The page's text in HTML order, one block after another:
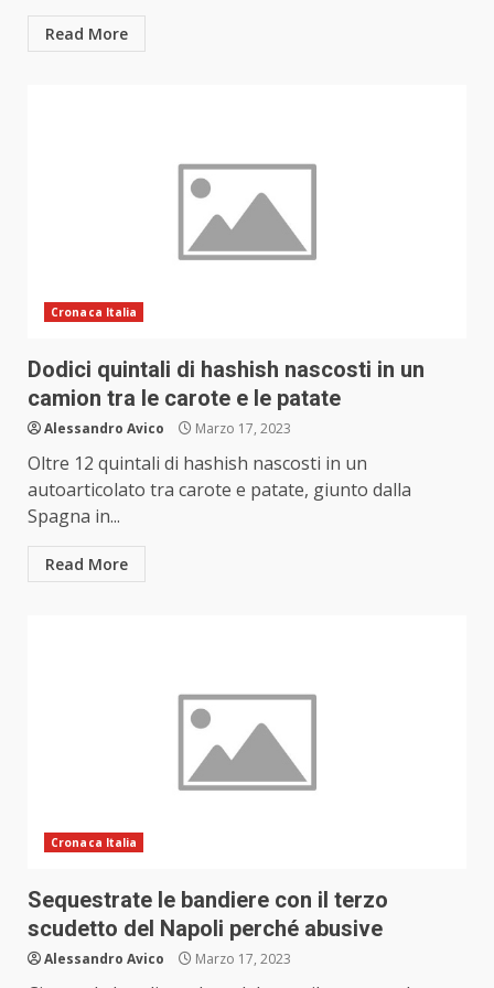
Read More
Cronaca Italia
Dodici quintali di hashish nascosti in un
camion tra le carote e le patate
Alessandro Avico Marzo 17, 2023
Oltre 12 quintali di hashish nascosti in un
autoarticolato tra carote e patate, giunto dalla
Spagna in...
Read More
Cronaca Italia
Sequestrate le bandiere con il terzo
scudetto del Napoli perché abusive
Alessandro Avico Marzo 17, 2023